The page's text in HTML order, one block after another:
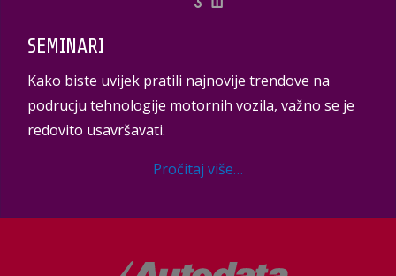
SEMINARI
Kako biste uvijek pratili najnovije trendove na
podrucju tehnologije motornih vozila, važno se je
redovito usavršavati.
Pročitaj više…